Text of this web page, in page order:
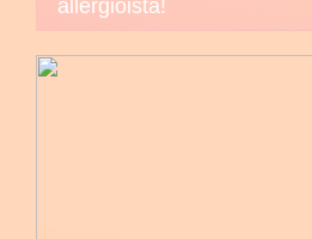
allergioista!